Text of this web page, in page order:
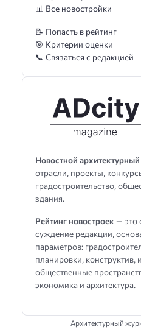
Новостной
отрасли, проекты,
градостроительство,
здания.
Рейтинг новостроек — это
суждение редакции,
параметров:
планировки, конструктив,
общественные
экономика и архитектура.
📊 Все новостройки
📝 Попасть в рейтинг
🎯 Критерии оценки
📞 Связаться с редакцией
Архитектурный